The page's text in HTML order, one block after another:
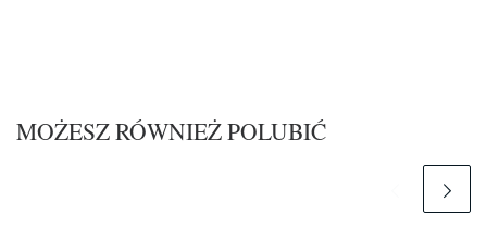
MOŻESZ RÓWNIEŻ POLUBIĆ